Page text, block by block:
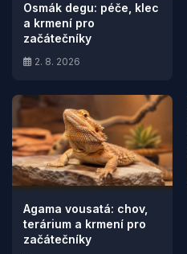
Osmák degu: péče, klec
a krmení pro
začátečníky
2. 8. 2026
Agama vousatá: chov,
terárium a krmení pro
začátečníky